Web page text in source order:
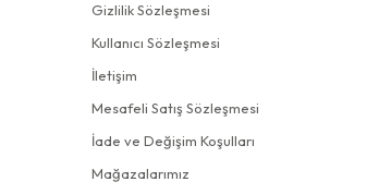
Gizlilik Sözleşmesi
Kullanıcı Sözleşmesi
İletişim
Mesafeli Satış Sözleşmesi
İade ve Değişim Koşulları
Mağazalarımız